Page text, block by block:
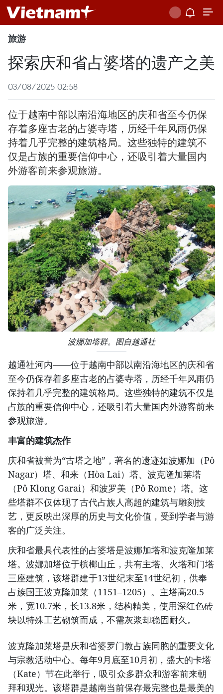
旅游
探索庆和省占婆塔的遗产之美
03/08/2025 02:58
位于越南中部以南沿海地区的庆和省至今仍保
存着多座古老的占婆寺塔，历经千年风雨仍保
持着几乎完整的建筑格局。这些独特的建筑不
仅是占族的重要信仰中心，还吸引着大量国内
外游客前来参观旅游。
波娜加塔群。图自越通社
越通社河内——位于越南中部以南沿海地区的庆和省
至今仍保存着多座古老的占婆寺塔，历经千年风雨仍
保持着几乎完整的建筑格局。这些独特的建筑不仅是
占族的重要信仰中心，还吸引着大量国内外游客前来
参观旅游。
丰富的建筑杰作
庆和省被誉为“古塔之地”，著名的遗迹如波娜加（Pô
Nagar）塔、和来（Hòa Lai）塔、波克隆加莱塔
（Pô Klong Garai）和波罗美（Pô Rome）塔。这
些塔群不仅体现了古代占族人高超的建筑与雕刻技
艺，更反映出深厚的历史与文化价值，受到学者与游
客的广泛关注。
庆和省最具代表性的占婆塔是波娜加塔和波克隆加莱
塔。波娜加塔位于槟榔山丘，共有主塔、火塔和门塔
三座建筑，该塔群建于13世纪末至14世纪初，供奉
占族国王波克隆加莱（1151–1205）。主塔高20.5
米，宽10.7米，长13.8米，结构精美，使用深红色砖
块以特殊工艺砌筑而成，不需灰浆却稳固耐久。
波克隆加莱塔是庆和省婆罗门教占族同胞的重要文化
与宗教活动中心。每年9月底至10月初，盛大的卡塔
（Kate）节在此举行，吸引众多群众和游客前来朝
拜和观光。该塔群是越南当前保存最完整也是最美的